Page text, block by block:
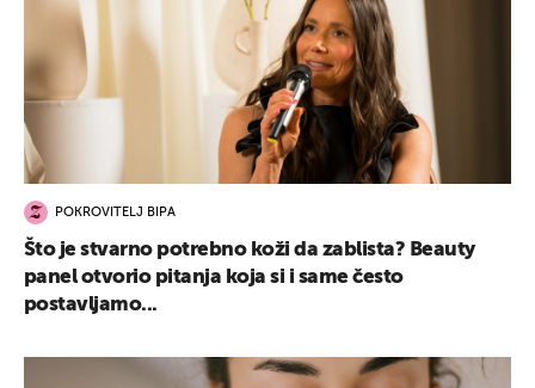
POKROVITELJ BIPA
Što je stvarno potrebno koži da zablista? Beauty
panel otvorio pitanja koja si i same često
postavljamo...